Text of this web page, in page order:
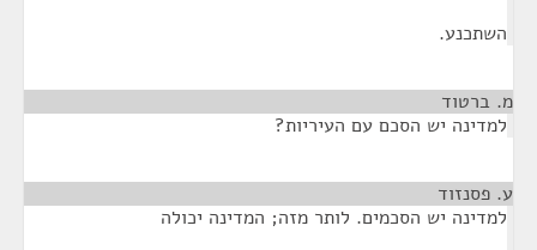
השתכנע.
מ. ברטוד
למדינה יש הסכם עם העיריות?
ע. פסנזוד
למדינה יש הסכמים. לותר מזה; המדינה יכולה